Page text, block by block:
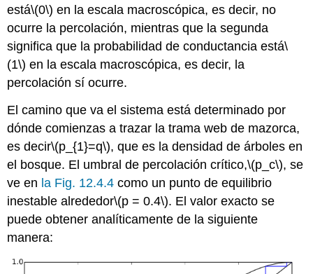
está\(0\) en la escala macroscópica, es decir, no
ocurre la percolación, mientras que la segunda
significa que la probabilidad de conductancia está\
(1\) en la escala macroscópica, es decir, la
percolación sí ocurre.
El camino que va el sistema está determinado por
dónde comienzas a trazar la trama web de mazorca,
es decir\(p_{1}=q\), que es la densidad de árboles en
el bosque. El umbral de percolación crítico,\(p_c\), se
ve en la Fig. 12.4.4 como un punto de equilibrio
inestable alrededor\(p = 0.4\). El valor exacto se
puede obtener analíticamente de la siguiente
manera: